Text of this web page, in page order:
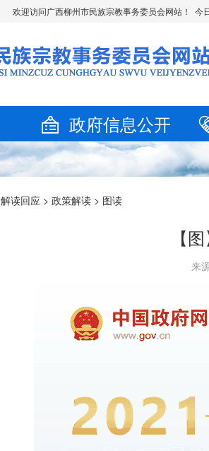
欢迎访问广西柳州市民族宗教事务委员会网站！ 今
政府信息公开
解读回应 > 政策解读 > 图读
【
来